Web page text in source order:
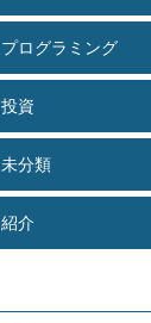
プログラミング
投資
未分類
紹介